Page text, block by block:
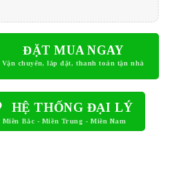
ĐẶT MUA NGAY
HỆ THỐNG ĐẠI LÝ